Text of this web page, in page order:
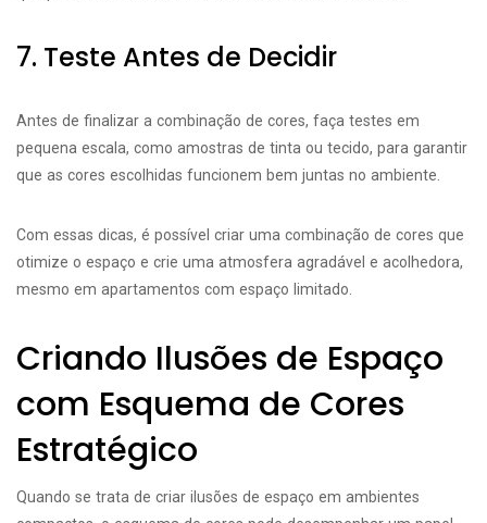
7. Teste Antes de Decidir
Antes de finalizar a combinação de cores, faça testes em
pequena escala, como amostras de tinta ou tecido, para garantir
que as cores escolhidas funcionem bem juntas no ambiente.
Com essas dicas, é possível criar uma combinação de cores que
otimize o espaço e crie uma atmosfera agradável e acolhedora,
mesmo em apartamentos com espaço limitado.
Criando Ilusões de Espaço
com Esquema de Cores
Estratégico
Quando se trata de criar ilusões de espaço em ambientes